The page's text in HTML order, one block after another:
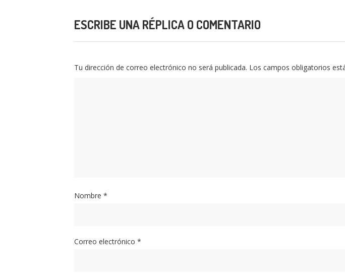
ESCRIBE UNA RÉPLICA O COMENTARIO
Tu dirección de correo electrónico no será publicada. Los campos obligatorios
Nombre *
Correo electrónico *